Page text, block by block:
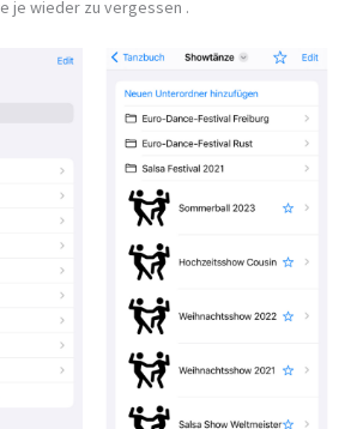
je wieder zu vergessen .